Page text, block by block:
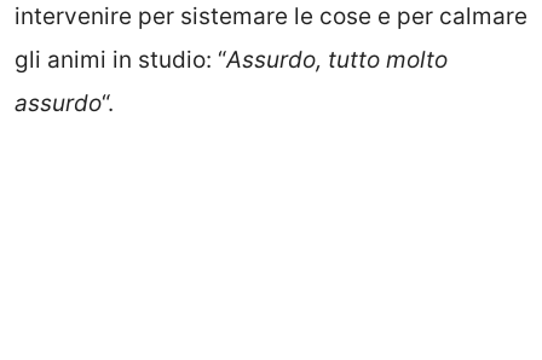
intervenire per sistemare le cose e per calmare
gli animi in studio: “Assurdo, tutto molto
assurdo“.